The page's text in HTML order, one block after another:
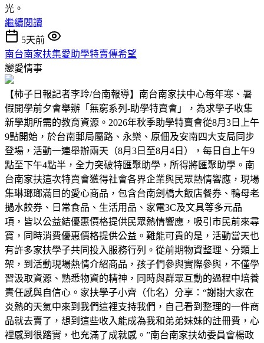
光。
繼續閱讀
5天前
南台南家扶集愛助學特賣傳希望
戀愛情事
【柿子日報記者李玲/台南報導】南台南家扶中心每年寒、暑
假開學前夕會舉辦「無窮系列-助學特賣會」，為求學子收集
新學期所需的教育資源。2026年秋季助學特賣會從8月3日上午
9點開始，於台南郵局屬路、永樂、原佃及安南四大支局同步
登場，活動一連舉辦兩天（8月3日至8月4日），每日自上午9
點至下午4點半，全力突破特匯聚助學，所得將匯聚助學。南
台南家扶這次特賣會獲得社會各界企業與民眾熱情響應，現場
集琳瑯瑯滿目的愛心商品，包含台南劍橋大飯店餐券、鴨母老
撾水餃券、日常食品、生活用品、家電3C及文具等多元品
項，皆以公益結優惠價格提供民眾熱情響應，吸引市民前來尋
寶，同時消費優惠價格提供公益。難能可貴的是，活動當天也
有許多家扶學子共同投入服務行列。從前期物資整理、分類上
架，到活動現場熱情介紹商品，孩子們參與實際參與，不僅學
習汲取資源、熟悉物資的精神，同時與群眾互動的過程中培養
責任感與自信心。家扶學子小齊（化名）分享：“謝謝大家在
炎熱的天氣中來到我們這裡支持我們，自己看到整理的一件商
品就去賣了，想到這些收入能成為我和弟弟妹妹的註冊費，心
裡感到很踏實，也充滿了成就感。”南台南家扶幼委員會楊政